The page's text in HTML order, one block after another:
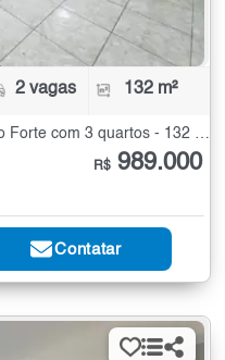
2 vagas 132 m²
Apartamento à Venda no Canto do Forte com 3 quartos - 132 m²
R$ 989.000
Contatar